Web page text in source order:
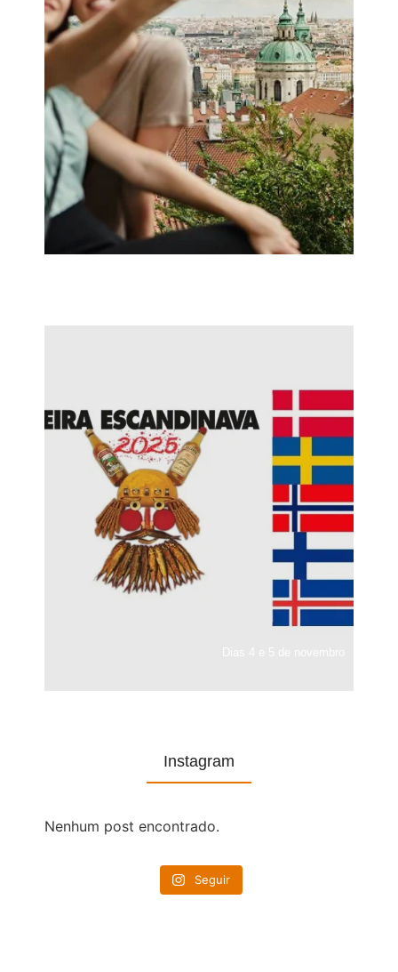
Instagram
Nenhum post encontrado.
Seguir